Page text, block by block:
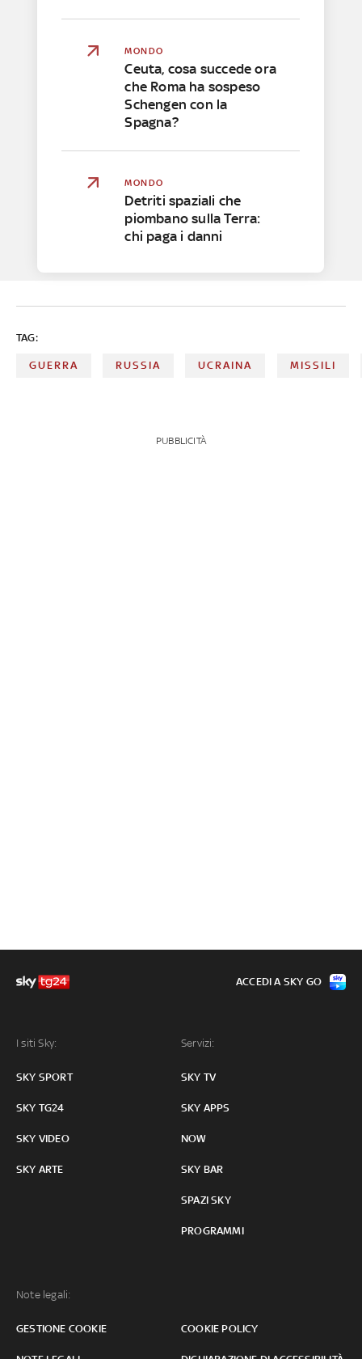
MONDO
Ceuta, cosa succede ora
che Roma ha sospeso
Schengen con la
Spagna?
MONDO
Detriti spaziali che
piombano sulla Terra:
chi paga i danni
TAG:
GUERRA RUSSIA UCRAINA MISSILI
PUBBLICITÀ
I siti Sky:
SKY SPORT
SKY TG24
SKY VIDEO
SKY ARTE
Servizi:
SKY TV
SKY APPS
NOW
SKY BAR
SPAZI SKY
PROGRAMMI
Note legali:
GESTIONE COOKIE COOKIE POLICY
ACCEDI A SKY GO